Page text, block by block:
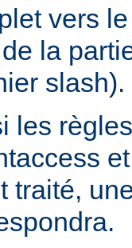
vers
la
slash).
les
traité,